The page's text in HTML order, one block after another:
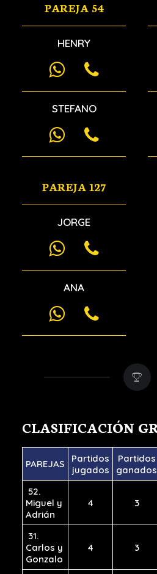
PAREJA 54
HENRY
STEFANO
PAREJA 127
JORGE
ANA
CLASIFICACIÓN
PAREJAS
Partidos
jugados
Partidos
ganados
52.
Miguel y
Adrián
4 3
31.
Carlos y
Gonzalo
4 3